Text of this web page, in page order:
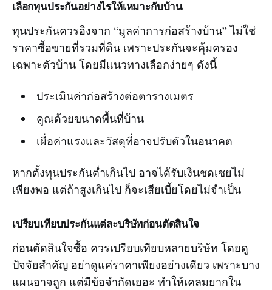
เลือกทุนประกันอย่างไรให้เหมาะกับบ้าน
ทุนประกันควรอิงจาก “มูลค่าการก่อสร้างบ้าน” ไม่ใช่
ราคาซื้อขายที่รวมที่ดิน เพราะประกันจะคุ้มครอง
เฉพาะตัวบ้าน โดยมีแนวทางเลือกง่ายๆ ดังนี้
ประเมินค่าก่อสร้างต่อตารางเมตร
คูณด้วยขนาดพื้นที่บ้าน
เผื่อค่าแรงและวัสดุที่อาจปรับตัวในอนาคต
หากตั้งทุนประกันต่ำเกินไป อาจได้รับเงินชดเชยไม่
เพียงพอ แต่ถ้าสูงเกินไป ก็จะเสียเบี้ยโดยไม่จำเป็น
เปรียบเทียบประกันแต่ละบริษัทก่อนตัดสินใจ
ก่อนตัดสินใจซื้อ ควรเปรียบเทียบหลายบริษัท โดยดู
ปัจจัยสำคัญ อย่าดูแค่ราคาเพียงอย่างเดียว เพราะบาง
แผนอาจถูก แต่มีข้อจำกัดเยอะ ทำให้เคลมยากใน